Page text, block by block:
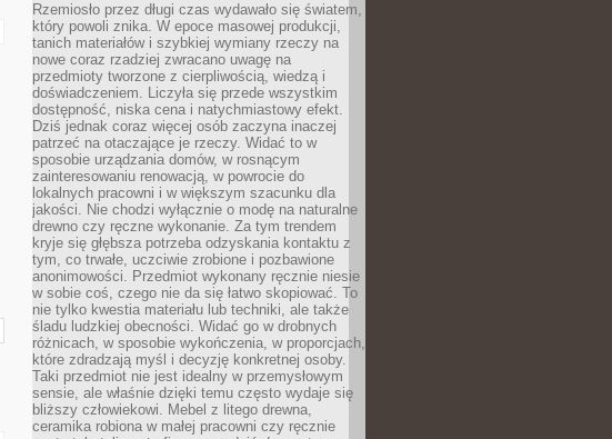
Rzemiosło przez długi czas wydawało się światem,
który powoli znika. W epoce masowej produkcji,
tanich materiałów i szybkiej wymiany rzeczy na
nowe coraz rzadziej zwracano uwagę na
przedmioty tworzone z cierpliwością, wiedzą i
doświadczeniem. Liczyła się przede wszystkim
dostępność, niska cena i natychmiastowy efekt.
Dziś jednak coraz więcej osób zaczyna inaczej
patrzeć na otaczające je rzeczy. Widać to w
sposobie urządzania domów, w rosnącym
zainteresowaniu renowacją, w powrocie do
lokalnych pracowni i w większym szacunku dla
jakości. Nie chodzi wyłącznie o modę na naturalne
drewno czy ręczne wykonanie. Za tym trendem
kryje się głębsza potrzeba odzyskania kontaktu z
tym, co trwałe, uczciwie zrobione i pozbawione
anonimowości. Przedmiot wykonany ręcznie niesie
w sobie coś, czego nie da się łatwo skopiować. To
nie tylko kwestia materiału lub techniki, ale także
śladu ludzkiej obecności. Widać go w drobnych
różnicach, w sposobie wykończenia, w proporcjach,
które zdradzają myśl i decyzję konkretnej osoby.
Taki przedmiot nie jest idealny w przemysłowym
sensie, ale właśnie dzięki temu często wydaje się
bliższy człowiekowi. Mebel z litego drewna,
ceramika robiona w małej pracowni czy ręcznie